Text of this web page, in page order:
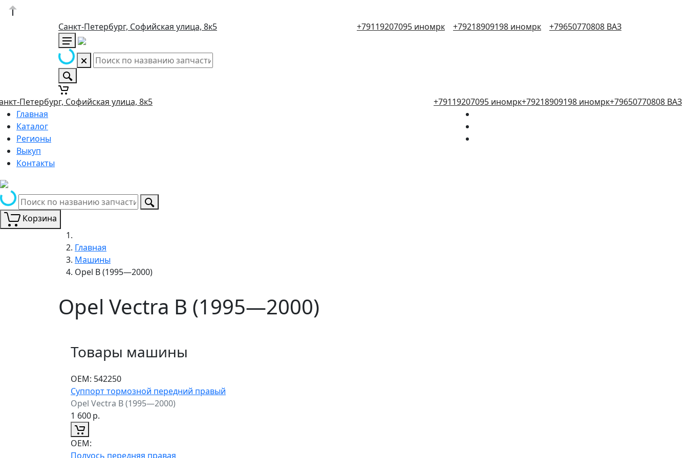
Санкт-Петербург, Софийская улица, 8к5 +79119207095 иномрк +79218909198 иномрк +79650770808 ВАЗ
Петербург, Софийская улица, 8к5 +79119207095 иномрк+79218909198 иномрк+79650770808 ВАЗ
Главная
Каталог
Регионы
Выкуп
Контакты
Корзина
Главная
Машины
Opel B (1995—2000)
Opel Vectra B (1995—2000)
Товары машины
ОЕМ: 542250
Суппорт тормозной передний правый
Opel Vectra B (1995—2000)
1 600р.
ОЕМ:
Полуось передняя правая